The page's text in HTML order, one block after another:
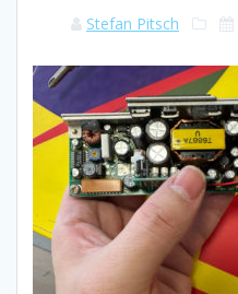
Stefan Pitsch